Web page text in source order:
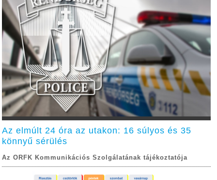
Az elmúlt 24 óra az utakon: 16 súlyos és 35
könnyű sérülés
Az ORFK Kommunikációs Szolgálatának tájékoztatója